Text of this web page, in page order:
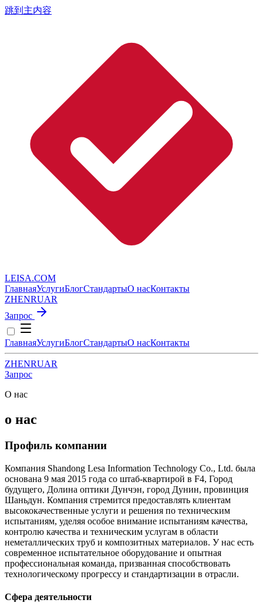
跳到主内容
LEISA.COM
ГлавнаяУслугиБлогСтандартыО насКонтакты
ZHENRUAR
Запрос
ГлавнаяУслугиБлогСтандартыО насКонтакты
ZHENRUAR
Запрос
О нас
о нас
Профиль компании
Компания Shandong Lesa Information Technology Co., Ltd. была
основана 9 мая 2015 года со штаб-квартирой в F4, Город
будущего, Долина оптики Дунчэн, город Дунин, провинция
Шаньдун. Компания стремится предоставлять клиентам
высококачественные услуги и решения по техническим
испытаниям, уделяя особое внимание испытаниям качества,
контролю качества и техническим услугам в области
неметаллических труб и композитных материалов. У нас есть
современное испытательное оборудование и опытная
профессиональная команда, призванная способствовать
технологическому прогрессу и стандартизации в отрасли.
Сфера деятельности